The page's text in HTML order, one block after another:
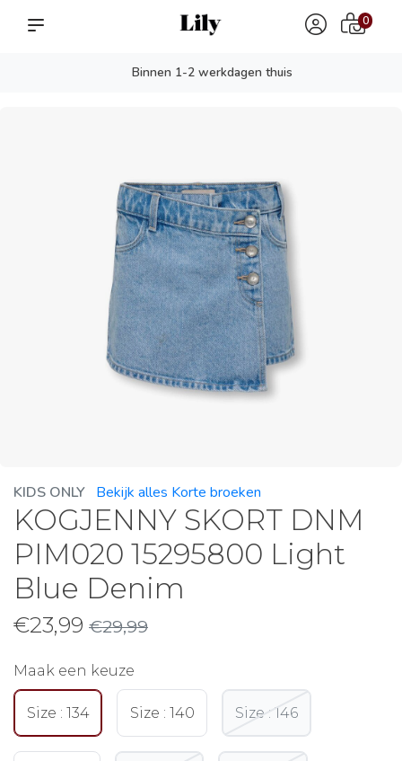
Binnen 1-2 werkdagen thuis
0
KIDS ONLY Bekijk alles Korte broeken
KOGJENNY SKORT DNM
PIM020 15295800 Light
Blue Denim
€23,99 €29,99
Maak een keuze
Size : 134 Size : 140 Size : 146